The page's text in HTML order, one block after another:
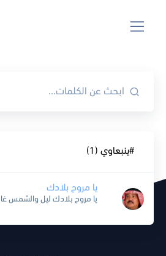
#ينبعاوي (1)
يا مروح بلادك